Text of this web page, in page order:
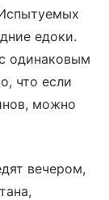
едоки.
одинаковым
что если
можно
вечером,